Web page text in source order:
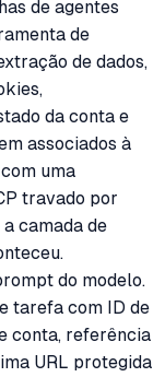
de agentes
de
de dados,
da conta e
associados à
uma
travado por
camada de
do modelo.
tarefa com ID de
conta, referência
URL protegida